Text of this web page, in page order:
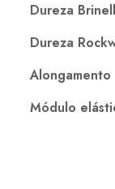
Dureza Brinell
Dureza
Alongamento
Módulo